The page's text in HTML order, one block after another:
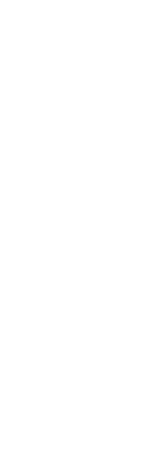
vhodný pre
–
šatňu,
priestor alebo